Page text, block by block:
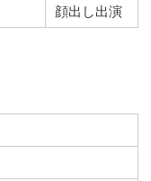
顔出し出演